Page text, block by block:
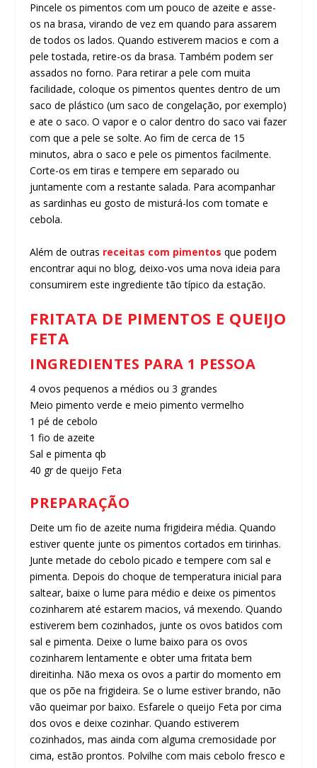
Pincele os pimentos com um pouco de azeite e asse-
os na brasa, virando de vez em quando para assarem
de todos os lados. Quando estiverem macios e com a
pele tostada, retire-os da brasa. Também podem ser
assados no forno. Para retirar a pele com muita
facilidade, coloque os pimentos quentes dentro de um
saco de plástico (um saco de congelação, por exemplo)
e ate o saco. O vapor e o calor dentro do saco vai fazer
com que a pele se solte. Ao fim de cerca de 15
minutos, abra o saco e pele os pimentos facilmente.
Corte-os em tiras e tempere em separado ou
juntamente com a restante salada. Para acompanhar
as sardinhas eu gosto de misturá-los com tomate e
cebola.
Além de outras receitas com pimentos que podem
encontrar aqui no blog, deixo-vos uma nova ideia para
consumirem este ingrediente tão típico da estação.
FRITATA DE PIMENTOS E QUEIJO
FETA
INGREDIENTES PARA 1 PESSOA
4 ovos pequenos a médios ou 3 grandes
Meio pimento verde e meio pimento vermelho
1 pé de cebolo
1 fio de azeite
Sal e pimenta qb
40 gr de queijo Feta
PREPARAÇÃO
Deite um fio de azeite numa frigideira média. Quando
estiver quente junte os pimentos cortados em tirinhas.
Junte metade do cebolo picado e tempere com sal e
pimenta. Depois do choque de temperatura inicial para
saltear, baixe o lume para médio e deixe os pimentos
cozinharem até estarem macios, vá mexendo. Quando
estiverem bem cozinhados, junte os ovos batidos com
sal e pimenta. Deixe o lume baixo para os ovos
cozinharem lentamente e obter uma fritata bem
direitinha. Não mexa os ovos a partir do momento em
que os põe na frigideira. Se o lume estiver brando, não
vão queimar por baixo. Esfarele o queijo Feta por cima
dos ovos e deixe cozinhar. Quando estiverem
cozinhados, mas ainda com alguma cremosidade por
cima, estão prontos. Polvilhe com mais cebolo fresco e